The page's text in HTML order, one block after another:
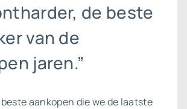
de beste
van de
jaren.”
beste aankopen die we de laatste